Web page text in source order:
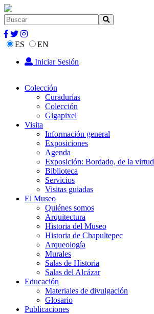
ES
EN
Iniciar Sesión
Colección
Curadurías
Colección
Gigapixel
Visita
Información general
Exposiciones
Agenda
Exposición: Bordado, de la virtud
Biblioteca
Servicios
Visitas guiadas
El Museo
Quiénes somos
Arquitectura
Historia del Museo
Historia de Chapultepec
Arqueología
Murales
Salas de Historia
Salas del Alcázar
Educación
Materiales de divulgación
Glosario
Publicaciones